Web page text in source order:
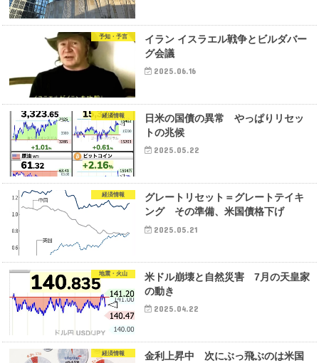
予知・予言
イラン イスラエル戦争とビルダバー
グ会議
2025.06.16
経済情報
日米の国債の異常 やっぱりリセッ
トの兆候
2025.05.22
経済情報
グレートリセット＝グレートテイキ
ング その準備、米国債格下げ
2025.05.21
地震・火山
米ドル崩壊と自然災害 7月の天皇家
の動き
2025.04.22
経済情報
金利上昇中 次にぶっ飛ぶのは米国